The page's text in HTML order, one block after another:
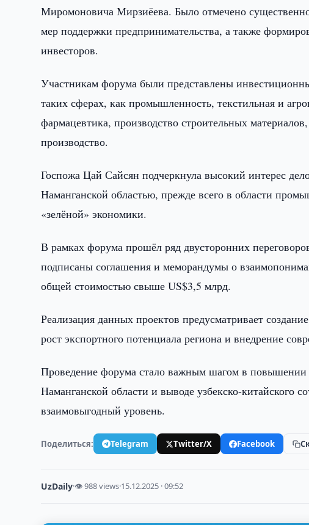
Миромоновича Мирзиёева. Было отмечено
мер поддержки предпринимательства, а также
инвесторов.
Участникам форума были представлены
таких сферах, как промышленность, текстильная и
фармацевтика, производство строительных
производство.
Госпожа Цай Сайсян подчеркнула высокий интерес
Наманганской областью, прежде всего в области
«зелёной» экономики.
В рамках форума прошёл ряд двусторонних
подписаны соглашения и меморандумы о
общей стоимостью свыше US$3,5 млрд.
Реализация данных проектов предусматривает
рост экспортного потенциала региона и внедрение
Проведение форума стало важным шагом в повышении
Наманганской области и выводе узбекско-китайского
взаимовыгодный уровень.
Поделиться: Telegram Twitter/X Facebook
UzDaily·👁 988 views·15.12.2025 · 09:52